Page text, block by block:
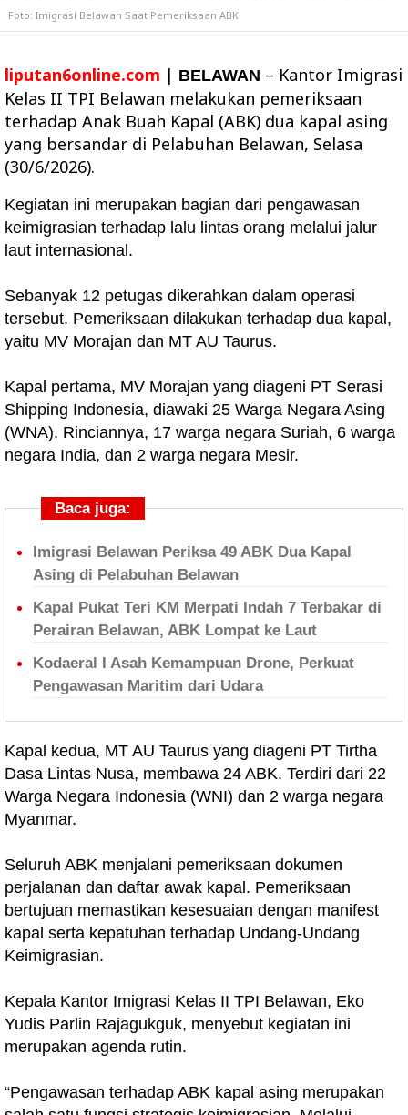
Foto: Imigrasi Belawan Saat Pemeriksaan ABK
liputan6online.com | BELAWAN – Kantor Imigrasi
Kelas II TPI Belawan melakukan pemeriksaan
terhadap Anak Buah Kapal (ABK) dua kapal asing
yang bersandar di Pelabuhan Belawan, Selasa
(30/6/2026).
Kegiatan ini merupakan bagian dari pengawasan
keimigrasian terhadap lalu lintas orang melalui jalur
laut internasional.
Sebanyak 12 petugas dikerahkan dalam operasi
tersebut. Pemeriksaan dilakukan terhadap dua kapal,
yaitu MV Morajan dan MT AU Taurus.
Kapal pertama, MV Morajan yang diageni PT Serasi
Shipping Indonesia, diawaki 25 Warga Negara Asing
(WNA). Rinciannya, 17 warga negara Suriah, 6 warga
negara India, dan 2 warga negara Mesir.
Baca juga:
Imigrasi Belawan Periksa 49 ABK Dua Kapal
Asing di Pelabuhan Belawan
Kapal Pukat Teri KM Merpati Indah 7 Terbakar di
Perairan Belawan, ABK Lompat ke Laut
Kodaeral I Asah Kemampuan Drone, Perkuat
Pengawasan Maritim dari Udara
Kapal kedua, MT AU Taurus yang diageni PT Tirtha
Dasa Lintas Nusa, membawa 24 ABK. Terdiri dari 22
Warga Negara Indonesia (WNI) dan 2 warga negara
Myanmar.
Seluruh ABK menjalani pemeriksaan dokumen
perjalanan dan daftar awak kapal. Pemeriksaan
bertujuan memastikan kesesuaian dengan manifest
kapal serta kepatuhan terhadap Undang-Undang
Keimigrasian.
Kepala Kantor Imigrasi Kelas II TPI Belawan, Eko
Yudis Parlin Rajagukguk, menyebut kegiatan ini
merupakan agenda rutin.
“Pengawasan terhadap ABK kapal asing merupakan